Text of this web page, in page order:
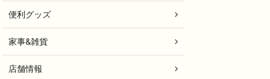
便利グッズ
家事&雑貨
店舗情報